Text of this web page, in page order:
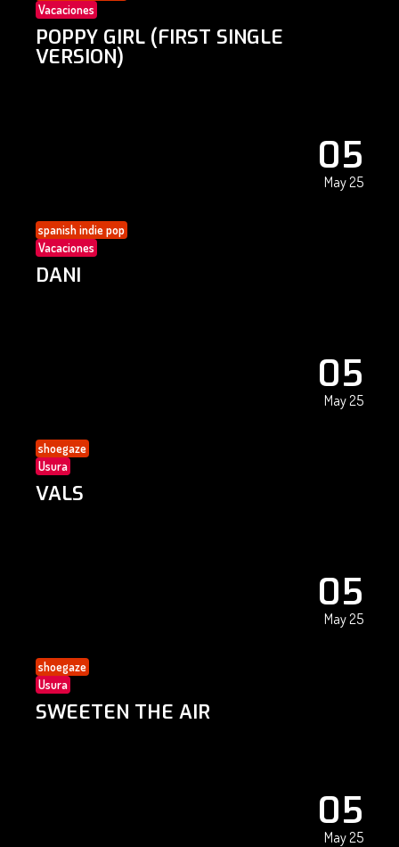
Vacaciones
POPPY GIRL (FIRST SINGLE
VERSION)
05
May 25
spanish indie pop
Vacaciones
DANI
05
May 25
shoegaze
Usura
VALS
05
May 25
shoegaze
Usura
SWEETEN THE AIR
05
May 25